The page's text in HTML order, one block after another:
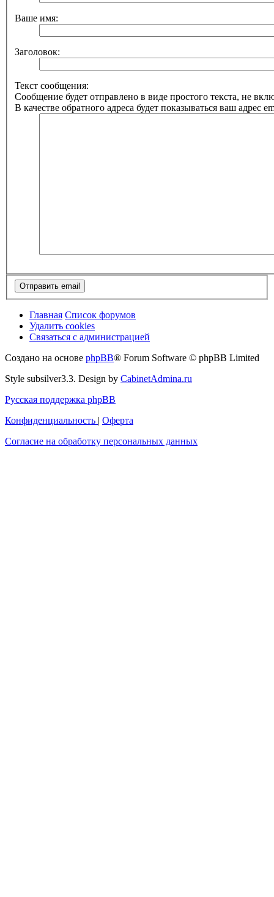
Ваше имя:
Заголовок:
Текст сообщения:
Сообщение будет отправлено в виде простого текста, не
В качестве обратного адреса будет показываться ваш адрес
Главная Список форумов
Удалить cookies
Связаться
администрацией
Связаться с администрацией
Создано на основе phpBB® Forum Software © phpBB Limited
Style subsilver3.3. Design by CabinetAdmina.ru
Русская поддержка phpBB
Конфиденциальность | Оферта
Согласие на обработку персональных данных